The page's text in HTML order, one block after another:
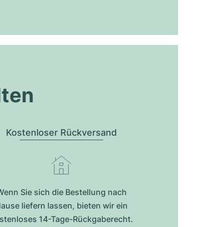
Kostenloser Rückversand
Sie sich die Bestellung nach
liefern lassen, bieten wir ein
14-Tage-Rückgaberecht.